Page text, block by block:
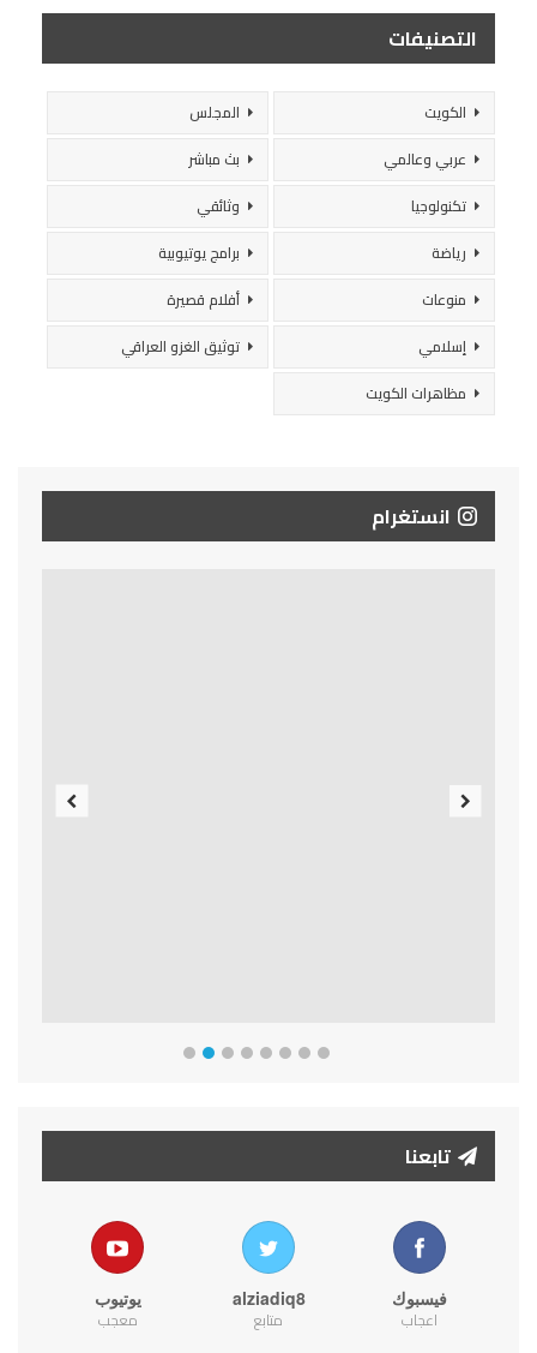
التصنيفات
الكويت
المجلس
عربي وعالمي
بث مباشر
تكنولوجيا
وثائقي
رياضة
برامج يوتيوبية
منوعات
أفلام قصيرة
إسلامي
توثيق الغزو العراقي
مظاهرات الكويت
انستغرام
تابعنا
فيسبوك
اعجاب
alziadiq8
متابع
يوتيوب
معجب